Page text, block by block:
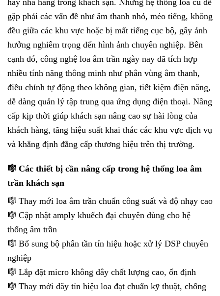
gặp phải các vấn đề như âm thanh nhỏ, méo tiếng, không
đều giữa các khu vực hoặc bị mất tiếng cục bộ, gây ảnh
hưởng nghiêm trọng đến hình ảnh chuyên nghiệp. Bên
cạnh đó, công nghệ loa âm trần ngày nay đã tích hợp
nhiều tính năng thông minh như phân vùng âm thanh,
điều chỉnh tự động theo không gian, tiết kiệm điện năng,
dễ dàng quản lý tập trung qua ứng dụng điện thoại. Nâng
cấp kịp thời giúp khách sạn nâng cao sự hài lòng của
khách hàng, tăng hiệu suất khai thác các khu vực dịch vụ
và khẳng định đẳng cấp thương hiệu trên thị trường.
🎼 Các thiết bị cần nâng cấp trong hệ thống loa âm
trần khách sạn
🎼 Thay mới loa âm trần chuẩn công suất và độ nhạy cao
🎼 Cập nhật amply khuếch đại chuyên dùng cho hệ
thống âm trần
🎼 Bổ sung bộ phân tần tín hiệu hoặc xử lý DSP chuyên
nghiệp
🎼 Lắp đặt micro không dây chất lượng cao, ổn định
🎼 Thay mới dây tín hiệu loa đạt chuẩn kỹ thuật, chống